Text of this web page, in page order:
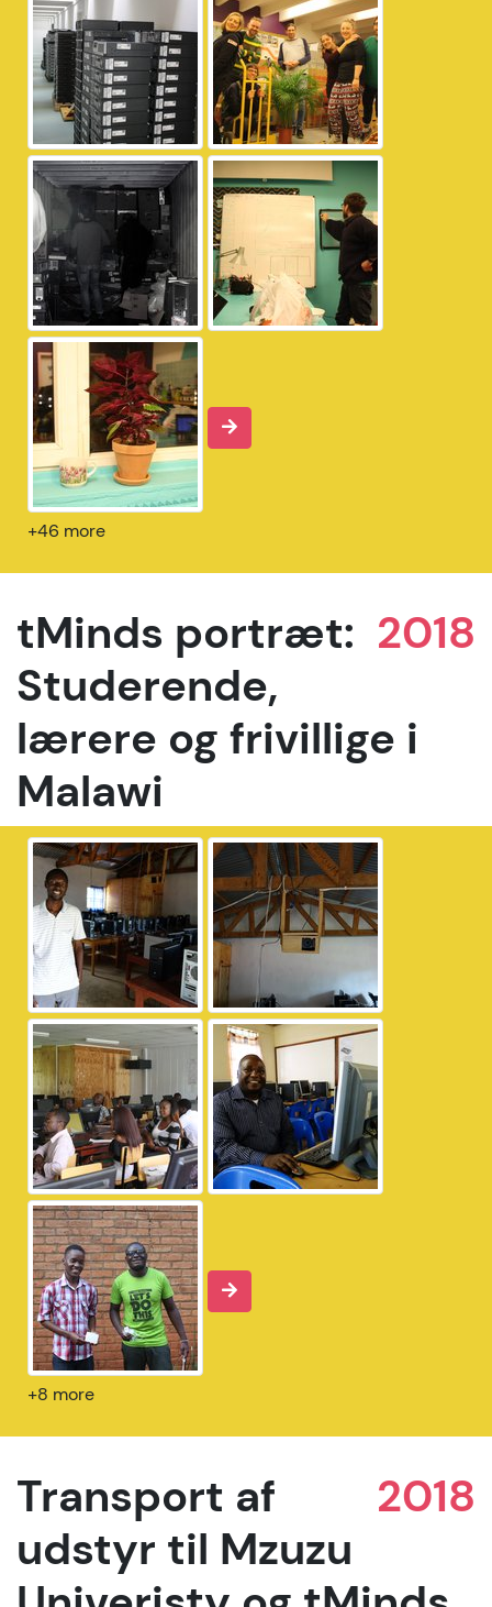
+46 more
2018
tMinds portræt:
Studerende,
lærere og frivillige i
Malawi
+8 more
2018
Transport af
udstyr til Mzuzu